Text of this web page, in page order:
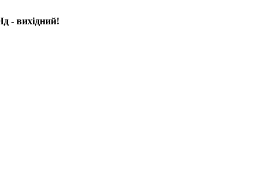
- вихідний!